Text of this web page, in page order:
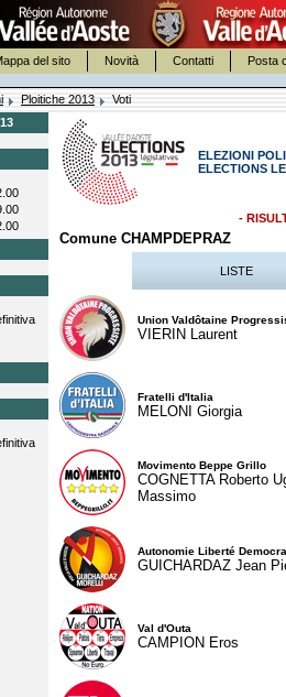
del sito Novità Contatti Posta
Ploitiche 2013
Voti
ELEZIONI
ELECTIONS
-
Comune CHAMPDEPRAZ
LISTE
Union Valdôtaine
VIERIN Laurent
Fratelli d'Italia
MELONI Giorgia
Movimento Beppe Grillo
COGNETTA Roberto
Massimo
Autonomie Liberté
GUICHARDAZ Jean
Val d'Outa
CAMPION Eros